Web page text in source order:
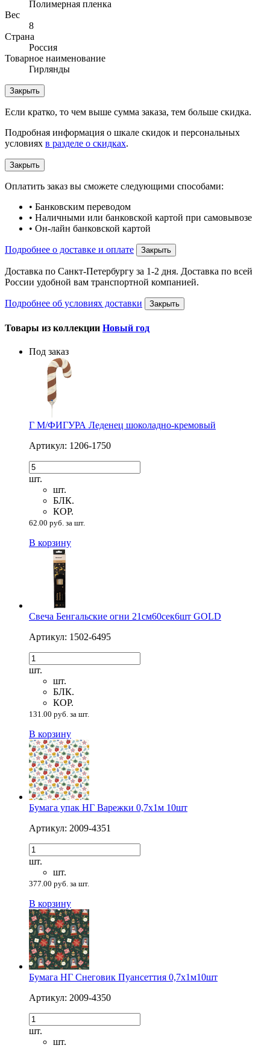
Полимерная пленка
Вес
8
Страна
Россия
Товарное наименование
Гирлянды
Закрыть
Если кратко, то чем выше сумма заказа, тем больше скидка.
Подробная информация о шкале скидок и персональных
условиях в разделе о скидках.
Закрыть
Оплатить заказ вы сможете следующими способами:
• Банковским переводом
• Наличными или банковской картой при самовывозе
• Он-лайн банковской картой
Подробнее о доставке и оплате Закрыть
Доставка по Санкт-Петербургу за 1-2 дня. Доставка по всей
России удобной вам транспортной компанией.
Подробнее об условиях доставки Закрыть
Товары из коллекции Новый год
Под заказ
Г М/ФИГУРА Леденец шоколадно-кремовый
Артикул: 1206-1750
шт.
шт.
БЛК.
КОР.
62.00 руб. за шт.
В корзину
Свеча Бенгальские огни 21см60сек6шт GOLD
Артикул: 1502-6495
шт.
шт.
БЛК.
КОР.
131.00 руб. за шт.
В корзину
Бумага упак НГ Варежки 0,7х1м 10шт
Артикул: 2009-4351
шт.
шт.
377.00 руб. за шт.
В корзину
Бумага НГ Снеговик Пуансеттия 0,7х1м10шт
Артикул: 2009-4350
шт.
шт.